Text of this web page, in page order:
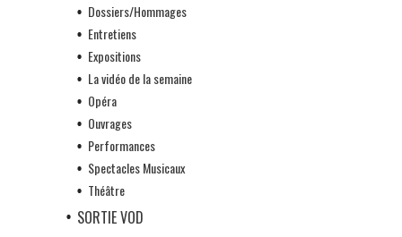
Dossiers/Hommages
Entretiens
Expositions
La vidéo de la semaine
Opéra
Ouvrages
Performances
Spectacles Musicaux
Théâtre
SORTIE VOD